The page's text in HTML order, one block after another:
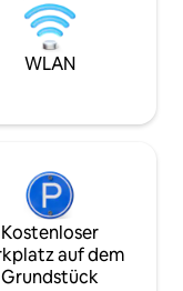
y
privaten
Stock befinden
mit
Büchern und ein
Badewanne, eine
Badewanne und
zweiten Stock
Küche mit
Speisekammer,
und einen
WLAN
Kostenloser
auf dem
Grundstück